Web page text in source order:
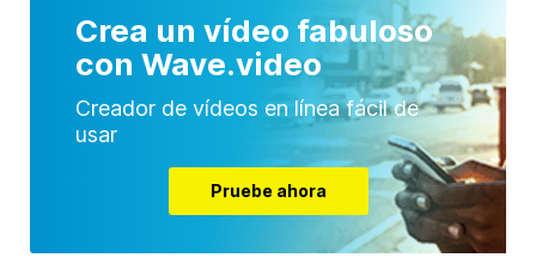
Crea un vídeo fabuloso
con Wave.video
Creador de vídeos en línea fácil de
usar
Pruebe ahora